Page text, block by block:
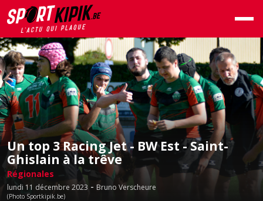
Un top 3 Racing Jet - BW Est - Saint-
Ghislain à la trêve
Régionales
lundi 11 décembre 2023 - Bruno Verscheure
(Photo Sportkipik.be)